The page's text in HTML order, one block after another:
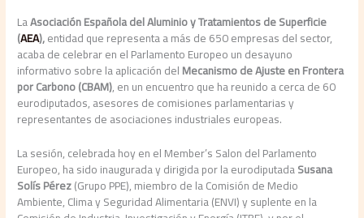
LaAsociación Española del Aluminio y Tratamientos de Superficie
(AEA),entidad que representa a más de 650 empresas del sector,
acaba de celebrar en el Parlamento Europeo un desayuno
informativo sobre la aplicación delMecanismo de Ajuste en Frontera
por Carbono (CBAM), en un encuentro que ha reunido a cerca de 60
eurodiputados, asesores de comisiones parlamentarias y
representantes de asociaciones industriales europeas.
La sesión, celebrada hoy en el Member’s Salon del Parlamento
Europeo, ha sido inaugurada y dirigida por la eurodiputadaSusana
Solís Pérez(Grupo PPE), miembro de la Comisión de Medio
Ambiente, Clima y Seguridad Alimentaria (ENVI) y suplente en la